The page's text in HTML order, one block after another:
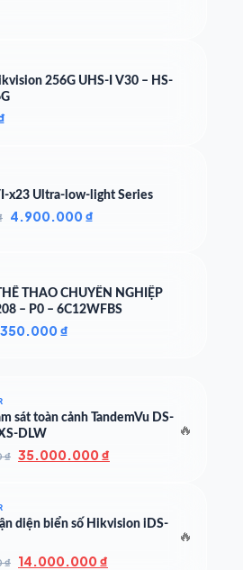
256G UHS-I V30 – HS-
x23 Ultra-low-light Series
Giá
4.900.000₫
THAO CHUYÊN NGHIỆP
– P0 – 6C12WFBS
Giá
350.000₫
sát toàn cảnh TandemVu DS-
DLW
₫
Giá
35.000.000₫
35.000.000 ₫.
🔥
diện biển số Hikvision iDS-
₫
Giá
14.000.000₫
🔥